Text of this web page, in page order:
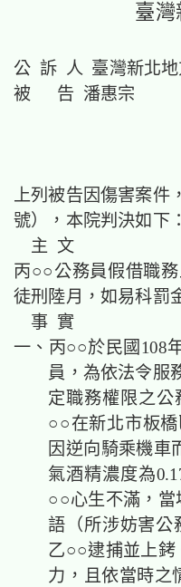
臺灣
公 訴 人 臺灣新北地
被 告 潘惠宗
上列被告因傷害案件
號），本院判決如下：
主 文
丙○○公務員假借職
徒刑陸月，如易科罰
事 實
一、丙○○於民國108
員，為依法令服
定職務權限之公
○○在新北市板
因逆向騎乘機
氣酒精濃度為
○○心生不滿，
語（所涉妨害公
乙○○逮捕並上
力，且依當時之